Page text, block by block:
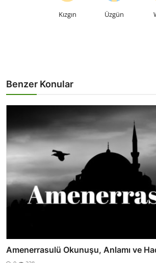
Kızgın Üzgün
Benzer Konular
Amenerrasulü Okunuşu, Anlamı ve